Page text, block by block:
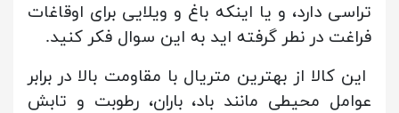
تراسی دارد، و یا اینکه باغ و ویلایی برای اوقاغات
فراغت در نطر گرفته اید به این سوال فکر کنید.
این کالا از بهترین متریال با مقاومت بالا در برابر
عوامل محیطی مانند باد، باران، رطوبت و تابش